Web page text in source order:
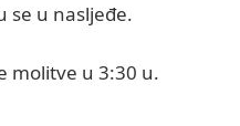
se u nasljeđe.
molitve u 3:30 u.